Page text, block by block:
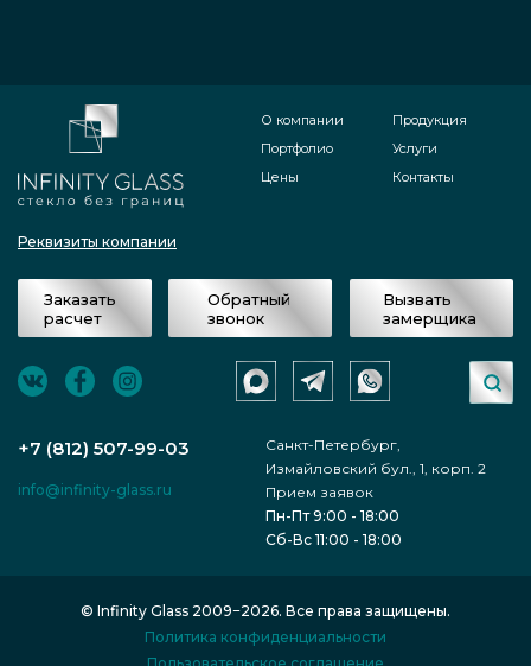
Реквизиты компании
О компании
Портфолио
Цены
Продукция
Услуги
Контакты
Заказать
расчет
Обратный
звонок
Вызвать
замерщика
+7 (812) 507-99-03
Санкт-Петербург,
Измайловский бул., 1, корп. 2
info@infinity-glass.ru
Прием заявок
Пн-Пт 9:00 - 18:00
Сб-Вс 11:00 - 18:00
© Infinity Glass 2009−2026. Все права защищены.
Политика конфиденциальности